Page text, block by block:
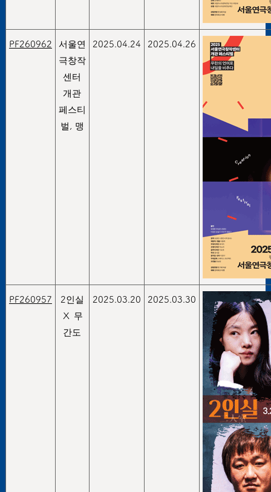
PF260962
서울연
극창작
센터
개관
페스티
벌, 맹
2025.04.24 2025.04.26
PF260957
2인실
Ⅹ 무
간도
2025.03.20 2025.03.30